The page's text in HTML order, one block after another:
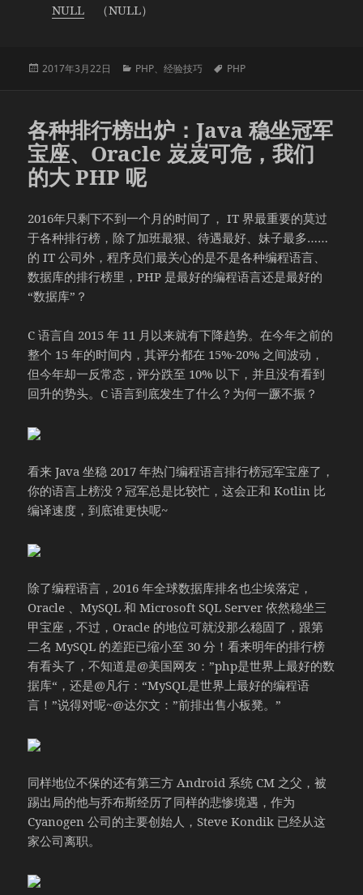
NULL （NULL）
发
2017年3月22日
分
PHP、经验技巧
标
PHP
各种排行榜出炉：Java 稳坐冠军
宝座、Oracle 岌岌可危，我们
的大 PHP 呢
2016年只剩下不到一个月的时间了， IT 界最重要的莫过
于各种排行榜，除了加班最狠、待遇最好、妹子最多……
的 IT 公司外，程序员们最关心的是不是各种编程语言、
数据库的排行榜里，PHP 是最好的编程语言还是最好的
“数据库”？
C 语言自 2015 年 11 月以来就有下降趋势。在今年之前的
整个 15 年的时间内，其评分都在 15%-20% 之间波动，
但今年却一反常态，评分跌至 10% 以下，并且没有看到
回升的势头。C 语言到底发生了什么？为何一蹶不振？
看来 Java 坐稳 2017 年热门编程语言排行榜冠军宝座了，
你的语言上榜没？冠军总是比较忙，这会正和 Kotlin 比
编译速度，到底谁更快呢~
除了编程语言，2016 年全球数据库排名也尘埃落定，
Oracle 、MySQL 和 Microsoft SQL Server 依然稳坐三
甲宝座，不过，Oracle 的地位可就没那么稳固了，跟第
二名 MySQL 的差距已缩小至 30 分！看来明年的排行榜
有看头了，不知道是@美国网友：”php是世界上最好的数
据库“，还是@凡行：“MySQL是世界上最好的编程语
言！”说得对呢~@达尔文：”前排出售小板凳。”
同样地位不保的还有第三方 Android 系统 CM 之父，被
踢出局的他与乔布斯经历了同样的悲惨境遇，作为
Cyanogen 公司的主要创始人，Steve Kondik 已经从这
家公司离职。